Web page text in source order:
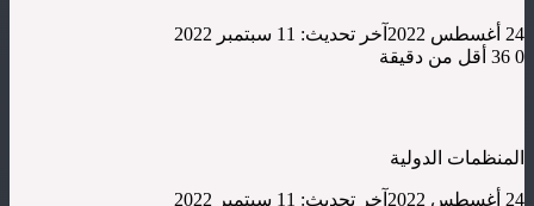
24 أغسطس 2022
آخر تحديث: 11 سبتمبر 2022
0
أقل من دقيقة
المنظمات الدولية
24 أغسطس 2022
آخر تحديث: 11 سبتمبر 2022